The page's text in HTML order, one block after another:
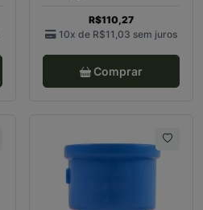
R$110,27
10x de R$11,03 sem juros
Comprar